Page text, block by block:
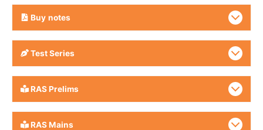
Buy notes
Test Series
RAS Prelims
RAS Mains